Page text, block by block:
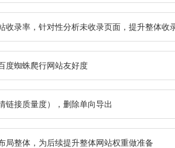
收录率，针对性分析未收录页面，提升整体收
度蜘蛛爬行网站友好度
链接质量度），删除单向导出
局整体，为后续提升整体网站权重做准备